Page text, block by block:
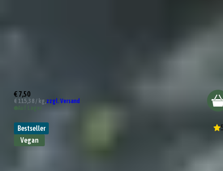
€ 7,50
€ 115,38 / kg, zzgl. Versand
Bestseller
Vegan